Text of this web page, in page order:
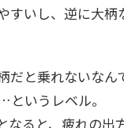
すいし、逆に大柄
だと乗れないなん
いうレベル。
なると、疲れの出